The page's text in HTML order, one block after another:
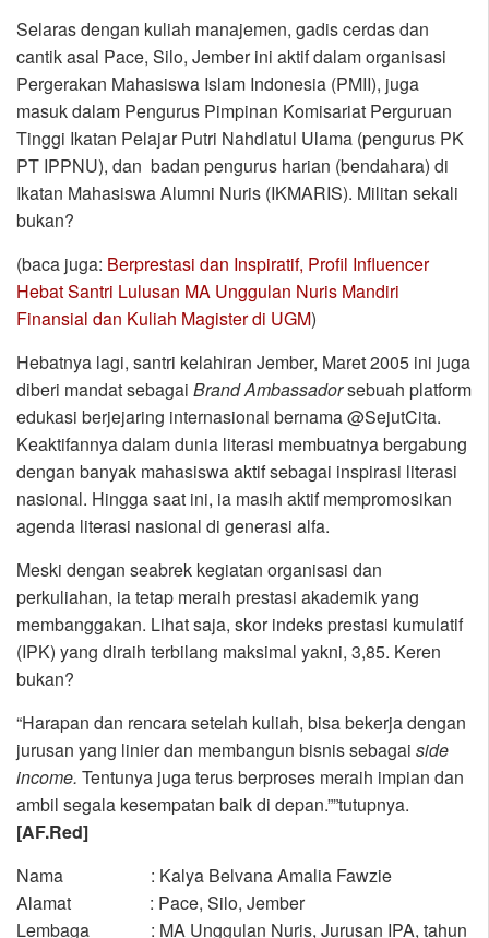
Selaras dengan kuliah manajemen, gadis cerdas dan
cantik asal Pace, Silo, Jember ini aktif dalam organisasi
Pergerakan Mahasiswa Islam Indonesia (PMII), juga
masuk dalam Pengurus Pimpinan Komisariat Perguruan
Tinggi Ikatan Pelajar Putri Nahdlatul Ulama (pengurus PK
PT IPPNU), dan badan pengurus harian (bendahara) di
Ikatan Mahasiswa Alumni Nuris (IKMARIS). Militan sekali
bukan?
(baca juga: Berprestasi dan Inspiratif, Profil Influencer
Hebat Santri Lulusan MA Unggulan Nuris Mandiri
Finansial dan Kuliah Magister di UGM)
Hebatnya lagi, santri kelahiran Jember, Maret 2005 ini juga
diberi mandat sebagai Brand Ambassadorsebuah platform
edukasi berjejaring internasional bernama @SejutCita.
Keaktifannya dalam dunia literasi membuatnya bergabung
dengan banyak mahasiswa aktif sebagai inspirasi literasi
nasional. Hingga saat ini, ia masih aktif mempromosikan
agenda literasi nasional di generasi alfa.
Meski dengan seabrek kegiatan organisasi dan
perkuliahan, ia tetap meraih prestasi akademik yang
membanggakan. Lihat saja, skor indeks prestasi kumulatif
(IPK) yang diraih terbilang maksimal yakni, 3,85. Keren
bukan?
“Harapan dan rencara setelah kuliah, bisa bekerja dengan
jurusan yang linier dan membangun bisnis sebagai side
income. Tentunya juga terus berproses meraih impian dan
ambil segala kesempatan baik di depan.””tutupnya.
[AF.Red]
Nama : Kalya Belvana Amalia Fawzie
Alamat : Pace, Silo, Jember
Lembaga : MA Unggulan Nuris, Jurusan IPA, tahun